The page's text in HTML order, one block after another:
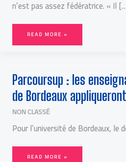
n’est pas assez fédératrice. « Il
READ MORE »
Parcoursup : les
de Bordeaux
NON CLASSÉ
Pour l’université de Bordeaux, le
:
LES
ENSEIGNANTS
DE
L’UNIVERSITÉ
DE
BORDEAUX
APPLIQUERONT
LA
READ MORE »